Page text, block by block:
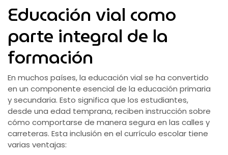
Educación vial como
parte integral de la
formación
En muchos países, la educación vial se ha convertido
en un componente esencial de la educación primaria
y secundaria. Esto significa que los estudiantes,
desde una edad temprana, reciben instrucción sobre
cómo comportarse de manera segura en las calles y
carreteras. Esta inclusión en el currículo escolar tiene
varias ventajas: